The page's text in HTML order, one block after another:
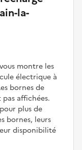
la-
montre les
électrique à
bornes de
affichées.
plus de
bornes, leurs
disponibilité